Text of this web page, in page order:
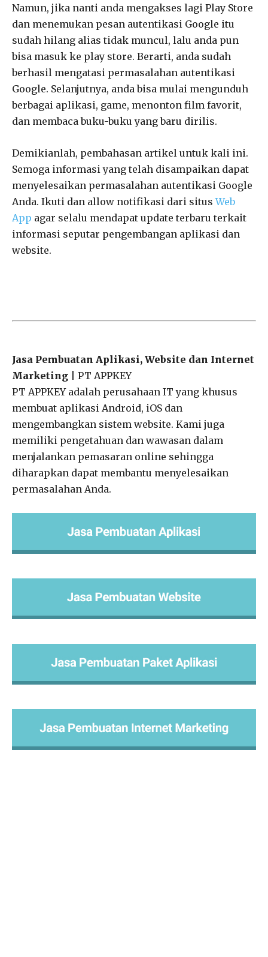
Namun, jika nanti anda mengakses lagi Play Store
dan menemukan pesan autentikasi Google itu
sudah hilang alias tidak muncul, lalu anda pun
bisa masuk ke play store. Berarti, anda sudah
berhasil mengatasi permasalahan autentikasi
Google. Selanjutnya, anda bisa mulai mengunduh
berbagai aplikasi, game, menonton film favorit,
dan membaca buku-buku yang baru dirilis.
Demikianlah, pembahasan artikel untuk kali ini.
Semoga informasi yang telah disampaikan dapat
menyelesaikan permasalahan autentikasi Google
Anda. Ikuti dan allow notifikasi dari situsWeb
App agar selalu mendapat update terbaru terkait
informasi seputar pengembangan aplikasi dan
website.
Jasa Pembuatan Aplikasi, Website dan Internet
Marketing | PT APPKEY
PT APPKEY adalah perusahaan IT yang khusus
membuat aplikasi Android, iOS dan
mengembangkan sistem website. Kami juga
memiliki pengetahuan dan wawasan dalam
menjalankan pemasaran online sehingga
diharapkan dapat membantu menyelesaikan
permasalahan Anda.